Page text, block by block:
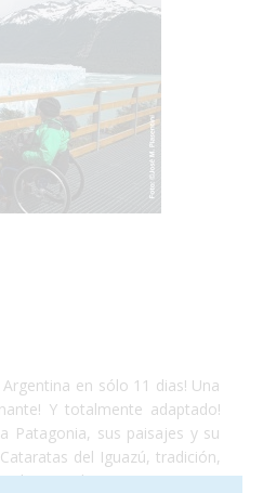
todas las garantías!
en sólo 11 dias! Una
Y totalmente adaptado!
Patagonia, sus paisajes y su
del Iguazú, tradición,
todo se conjuga para